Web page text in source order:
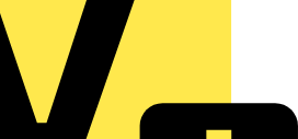
Verbindungselemente